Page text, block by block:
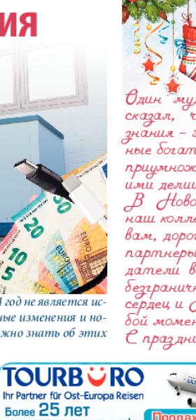
Афиша Augsburg
Вести
Восточный
курьер
Домашний
кулинар
Жасмин